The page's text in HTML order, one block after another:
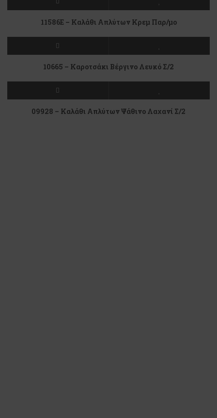
11586Ε – Καλάθι Απλύτων Κρεμ Παρ/μο
10665 – Καροτσάκι Βέργινο Λευκό Σ/2
09928 – Καλάθι Απλύτων Ψάθινο Λαχανί Σ/2